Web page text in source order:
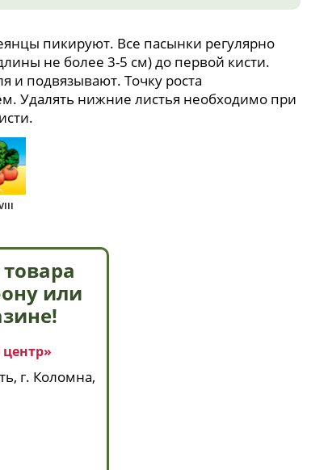
пикируют. Все пасынки регулярно
не более 3-5 см) до первой кисти.
и подвязывают. Точку роста
Удалять нижние листья необходимо при
или
г. Коломна,